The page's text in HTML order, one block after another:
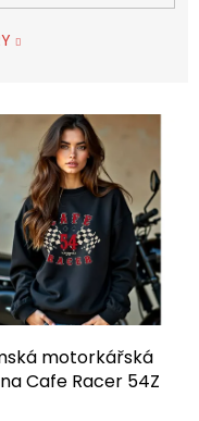
motorkářská
Cafe Racer 54Z